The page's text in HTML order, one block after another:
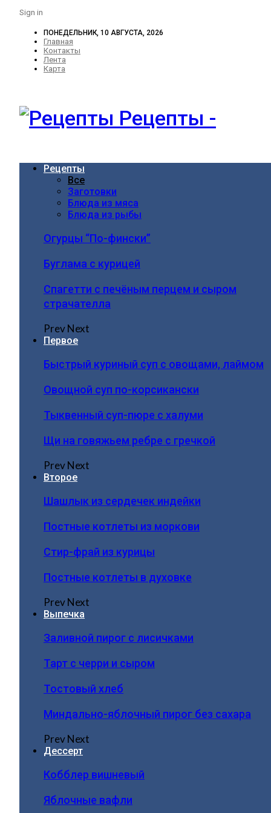
Sign in
ПОНЕДЕЛЬНИК, 10 АВГУСТА, 2026
Главная
Контакты
Лента
Карта
Рецепты -
Рецепты
Все
Заготовки
Блюда из мяса
Блюда из рыбы
Огурцы “По-фински”
Буглама с курицей
Спагетти с печёным перцем и сыром
страчателла
PrevNext
Первое
Быстрый куриный суп с овощами, лаймом
Овощной суп по-корсикански
Тыквенный суп-пюре с халуми
Щи на говяжьем ребре с гречкой
PrevNext
Второе
Шашлык из сердечек индейки
Постные котлеты из моркови
Стир-фрай из курицы
Постные котлеты в духовке
PrevNext
Выпечка
Заливной пирог с лисичками
Тарт с черри и сыром
Тостовый хлеб
Миндально-яблочный пирог без сахара
PrevNext
Дессерт
Кобблер вишневый
Яблочные вафли